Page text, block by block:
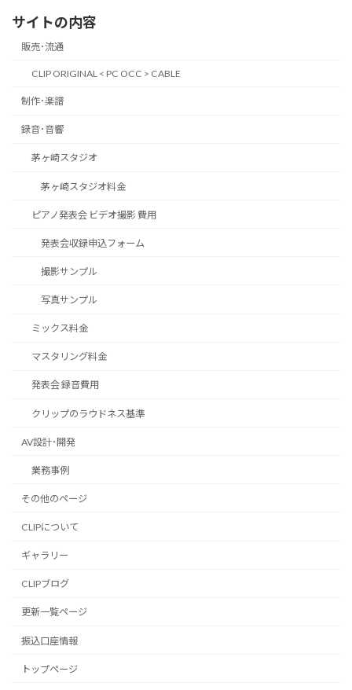
サイトの内容
販売･流通
CLIP ORIGINAL < PC OCC > CABLE
制作･楽譜
録音･音響
茅ヶ崎スタジオ
茅ヶ崎スタジオ料金
ピアノ発表会 ビデオ撮影 費用
発表会収録申込フォーム
撮影サンプル
写真サンプル
ミックス料金
マスタリング料金
発表会 録音費用
クリップのラウドネス基準
AV設計･開発
業務事例
その他のページ
CLIPについて
ギャラリー
CLIPブログ
更新一覧ページ
振込口座情報
トップページ